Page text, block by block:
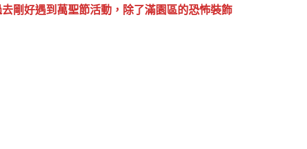
剛好遇到萬聖節活動，除了滿園區的恐怖裝飾